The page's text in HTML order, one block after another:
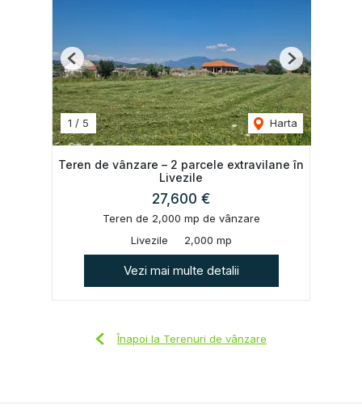
1 / 5 Harta
Previous Next
Teren de vânzare – 2 parcele extravilane în
Livezile
27,600 €
Teren de 2,000 mp de vânzare
Livezile
2,000 mp
Vezi mai multe detalii
Înapoi la Terenuri de vânzare